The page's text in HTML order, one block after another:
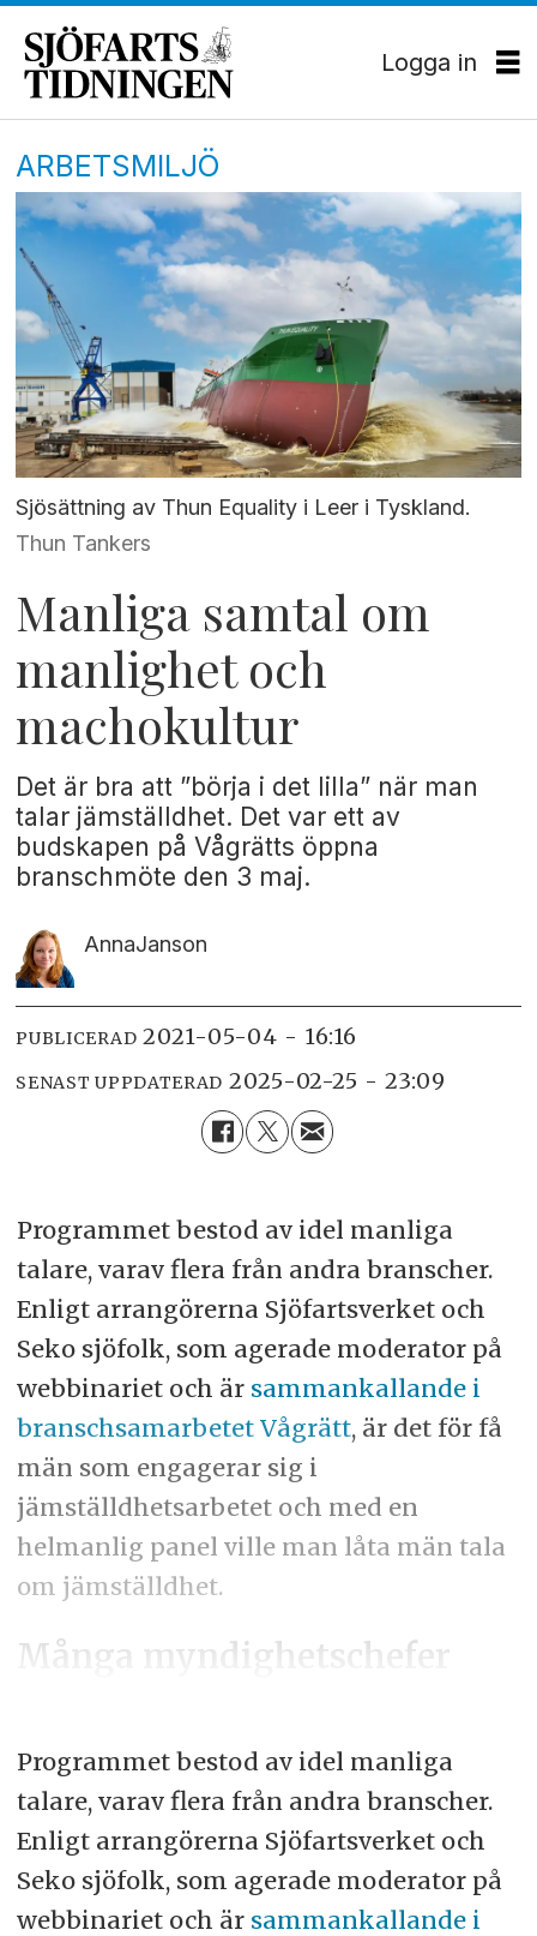
Logga in
ARBETSMILJÖ
Sjösättning av Thun Equality i Leer i Tyskland.
Thun Tankers
Manliga samtal om
manlighet och
machokultur
Det är bra att ”börja i det lilla” när man
talar jämställdhet. Det var ett av
budskapen på Vågrätts öppna
branschmöte den 3 maj.
AnnaJanson
PUBLICERAD 2021-05-04 - 16:16
SENAST UPPDATERAD 2025-02-25 - 23:09
Programmet bestod av idel manliga
talare, varav flera från andra branscher.
Enligt arrangörerna Sjöfartsverket och
Seko sjöfolk, som agerade moderator på
webbinariet och är sammankallande i
branschsamarbetet Vågrätt, är det för få
män som engagerar sig i
jämställdhetsarbetet och med en
helmanlig panel ville man låta män tala
om jämställdhet.
Många myndighetschefer
Programmet bestod av idel manliga
talare, varav flera från andra branscher.
Enligt arrangörerna Sjöfartsverket och
Seko sjöfolk, som agerade moderator på
webbinariet och är sammankallande i